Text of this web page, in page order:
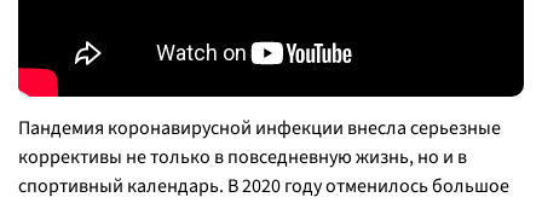
Пандемия коронавирусной инфекции внесла серьезные
коррективы не только в повседневную жизнь, но и в
спортивный календарь. В 2020 году отменилось большое